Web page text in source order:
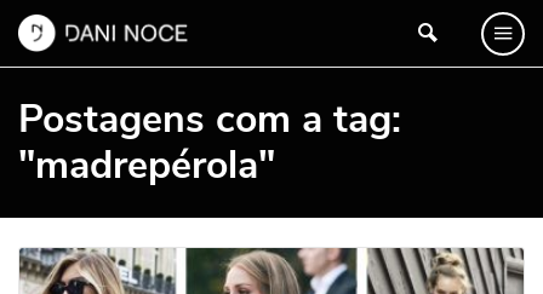
Postagens com a tag:
"madrepérola"